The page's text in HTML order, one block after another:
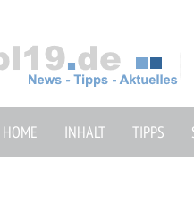
HOME INHALT TIPPS